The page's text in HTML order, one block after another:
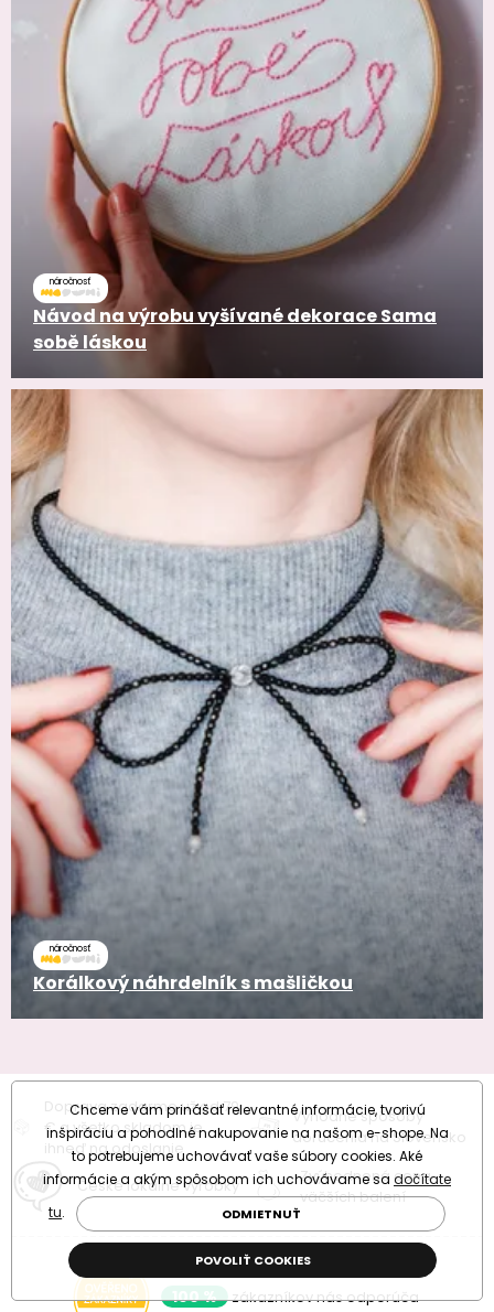
náročnosť
Návod na výrobu vyšívané dekorace Sama
sobě láskou
náročnosť
Korálkový náhrdelník s mašličkou
Doprava zadarmo už od 79
€ a všetko skladom je
ihneď na odoslanie
Výhodné spôsoby
doručenia na Slovensko
České lokálne výrobky
Zvýhodnená cena
väčších balení
Overené našimi zákazníkmi
100 % zákazníkov nás odporúča
Chceme vám prinášať relevantné informácie, tvorivú
inšpiráciu a pohodlné nakupovanie na našom e-shope. Na
to potrebujeme uchovávať vaše súbory cookies. Aké
informácie a akým spôsobom ich uchovávame sa dočítate
tu. ODMIETNUŤ
POVOLIŤ COOKIES